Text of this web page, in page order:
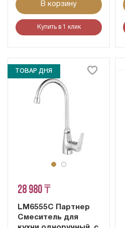
В корзину
Купить в 1 клик
ТОВАР ДНЯ
28 980 ₸
LM6555C Партнер
Смеситель для